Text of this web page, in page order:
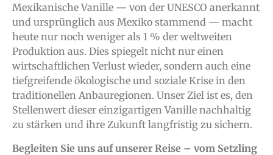
Mexikanische Vanille — von der UNESCO anerkannt
und ursprünglich aus Mexiko stammend — macht
heute nur noch weniger als 1 % der weltweiten
Produktion aus. Dies spiegelt nicht nur einen
wirtschaftlichen Verlust wieder, sondern auch eine
tiefgreifende ökologische und soziale Krise in den
traditionellen Anbauregionen. Unser Ziel ist es, den
Stellenwert dieser einzigartigen Vanille nachhaltig
zu stärken und ihre Zukunft langfristig zu sichern.
Begleiten Sie uns auf unserer Reise – vom Setzling